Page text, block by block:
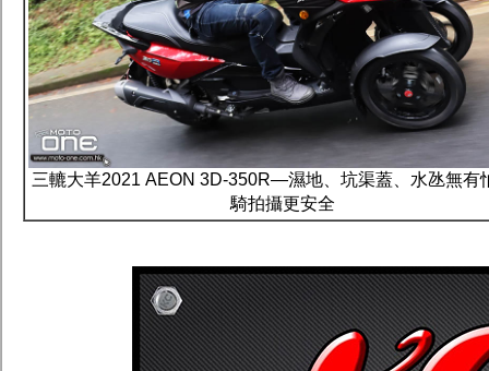
三轆大羊2021 AEON 3D-350R—濕地、坑渠蓋、水氹無有
騎拍攝更安全